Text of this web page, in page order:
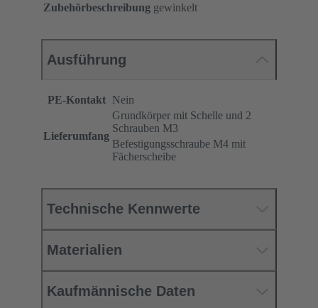
Zubehörbeschreibung gewinkelt
Ausführung
PE-Kontakt Nein
Lieferumfang
Grundkörper mit Schelle und 2
Schrauben M3
Befestigungsschraube M4 mit
Fächerscheibe
Technische Kennwerte
Materialien
Kaufmännische Daten